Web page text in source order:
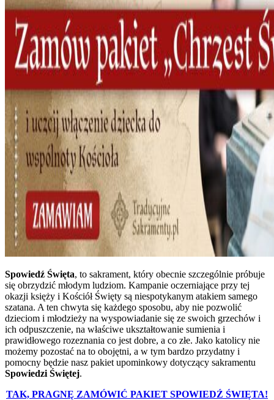
Spowiedź Święta, to sakrament, który obecnie szczególnie próbuje
się obrzydzić młodym ludziom. Kampanie oczerniające przy tej
okazji księży i Kościół Święty są niespotykanym atakiem samego
szatana. A ten chwyta się każdego sposobu, aby nie pozwolić
dzieciom i młodzieży na wyspowiadanie się ze swoich grzechów i
ich odpuszczenie, na właściwe ukształtowanie sumienia i
prawidłowego rozeznania co jest dobre, a co złe. Jako katolicy nie
możemy pozostać na to obojętni, a w tym bardzo przydatny i
pomocny będzie nasz pakiet upominkowy dotyczący sakramentu
Spowiedzi Świętej.
TAK, PRAGNĘ ZAMÓWIĆ PAKIET SPOWIEDŹ ŚWIĘTA!